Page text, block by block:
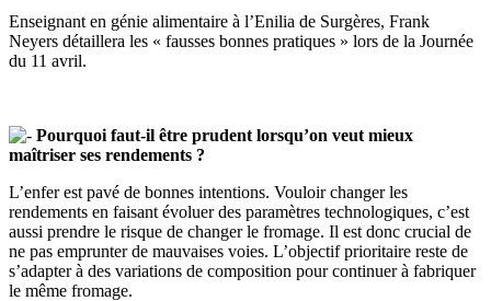
Enseignant en génie alimentaire à l’Enilia de Surgères, Frank
Neyers détaillera les « fausses bonnes pratiques » lors de la Journée
du 11 avril.
Pourquoi faut-il être prudent lorsqu’on veut mieux
maîtriser ses rendements ?
L’enfer est pavé de bonnes intentions. Vouloir changer les
rendements en faisant évoluer des paramètres technologiques, c’est
aussi prendre le risque de changer le fromage. Il est donc crucial de
ne pas emprunter de mauvaises voies. L’objectif prioritaire reste de
s’adapter à des variations de composition pour continuer à fabriquer
le même fromage.